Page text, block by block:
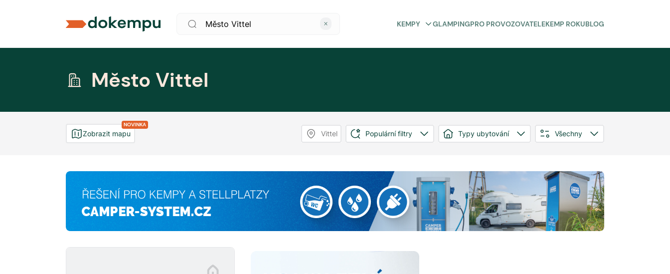
KEMPY GLAMPINGPRO PROVOZOVATELEKEMP ROKUBLOG
Město Vittel
NOVINKA
Zobrazit mapu Vittel Populární filtry Typy ubytování Všechny